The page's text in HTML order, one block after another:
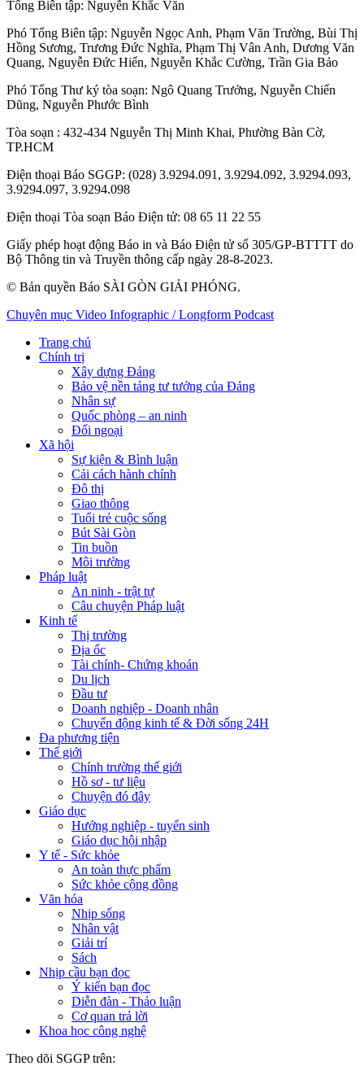
Tổng Biên tập: Nguyễn Khắc Văn
Phó Tổng Biên tập: Nguyễn Ngọc Anh, Phạm Văn Trường, Bùi Thị
Hồng Sương, Trương Đức Nghĩa, Phạm Thị Vân Anh, Dương Văn
Quang, Nguyễn Đức Hiển, Nguyễn Khắc Cường, Trần Gia Bảo
Phó Tổng Thư ký tòa soạn: Ngô Quang Trưởng, Nguyễn Chiến
Dũng, Nguyễn Phước Bình
Tòa soạn : 432-434 Nguyễn Thị Minh Khai, Phường Bàn Cờ,
TP.HCM
Điện thoại Báo SGGP: (028) 3.9294.091, 3.9294.092, 3.9294.093,
3.9294.097, 3.9294.098
Điện thoại Tòa soạn Báo Điện tử: 08 65 11 22 55
Giấy phép hoạt động Báo in và Báo Điện tử số 305/GP-BTTTT do
Bộ Thông tin và Truyền thông cấp ngày 28-8-2023.
© Bản quyền Báo SÀI GÒN GIẢI PHÓNG.
Chuyên mục Video Infographic / Longform Podcast
Trang chủ
Chính trị
Xây dựng Đảng
Bảo vệ nền tảng tư tưởng của Đảng
Nhân sự
Quốc phòng – an ninh
Đối ngoại
Xã hội
Sự kiện & Bình luận
Cải cách hành chính
Đô thị
Giao thông
Tuổi trẻ cuộc sống
Bút Sài Gòn
Tin buồn
Môi trường
Pháp luật
An ninh - trật tự
Câu chuyện Pháp luật
Kinh tế
Thị trường
Địa ốc
Tài chính- Chứng khoán
Du lịch
Đầu tư
Doanh nghiệp - Doanh nhân
Chuyển động kinh tế & Đời sống 24H
Đa phương tiện
Thế giới
Chính trường thế giới
Hồ sơ - tư liệu
Chuyện đó đây
Giáo dục
Hướng nghiệp - tuyển sinh
Giáo dục hội nhập
Y tế - Sức khỏe
An toàn thực phẩm
Sức khỏe cộng đồng
Văn hóa
Nhịp sống
Nhân vật
Giải trí
Sách
Nhịp cầu bạn đọc
Ý kiến bạn đọc
Diễn đàn - Thảo luận
Cơ quan trả lời
Khoa học công nghệ
Theo dõi SGGP trên: